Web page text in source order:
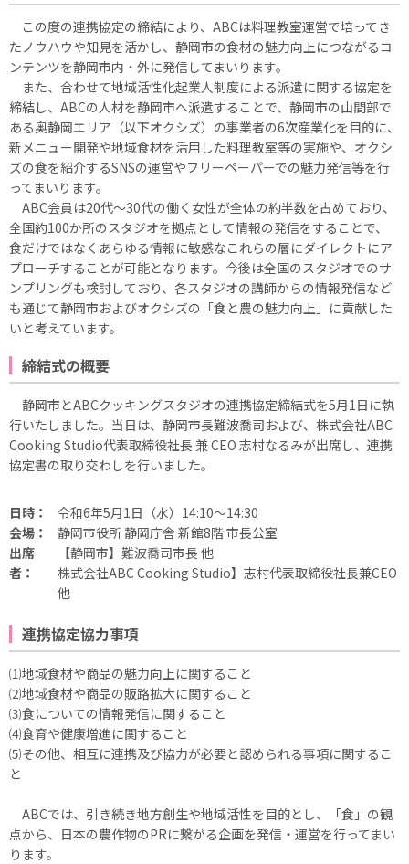
この度の連携協定の締結により、ABCは料理教室運営で培ってき
たノウハウや知見を活かし、静岡市の食材の魅力向上につながるコ
ンテンツを静岡市内・外に発信してまいります。
また、合わせて地域活性化起業人制度による派遣に関する協定を
締結し、ABCの人材を静岡市へ派遣することで、静岡市の山間部で
ある奥静岡エリア（以下オクシズ）の事業者の6次産業化を目的に、
新メニュー開発や地域食材を活用した料理教室等の実施や、オクシ
ズの食を紹介するSNSの運営やフリーペーパーでの魅力発信等を行
ってまいります。
ABC会員は20代〜30代の働く女性が全体の約半数を占めており、
全国約100か所のスタジオを拠点として情報の発信をすることで、
食だけではなくあらゆる情報に敏感なこれらの層にダイレクトにア
プローチすることが可能となります。今後は全国のスタジオでのサ
ンプリングも検討しており、各スタジオの講師からの情報発信など
も通じて静岡市およびオクシズの「食と農の魅力向上」に貢献した
いと考えています。
締結式の概要
静岡市とABCクッキングスタジオの連携協定締結式を5月1日に執
行いたしました。当日は、静岡市長難波喬司および、株式会社ABC
Cooking Studio代表取締役社長 兼 CEO 志村なるみが出席し、連携
協定書の取り交わしを行いました。
日時：
令和6年5月1日（水）14:10～14:30
会場：
静岡市役所 静岡庁舎 新館8階 市長公室
出席
者：
【静岡市】難波喬司市長 他
株式会社ABC Cooking Studio】志村代表取締役社長兼CEO
他
連携協定協力事項
⑴地域食材や商品の魅力向上に関すること
⑵地域食材や商品の販路拡大に関すること
⑶食についての情報発信に関すること
⑷食育や健康増進に関すること
⑸その他、相互に連携及び協力が必要と認められる事項に関するこ
と
ABCでは、引き続き地方創生や地域活性を目的とし、「食」の観
点から、日本の農作物のPRに繋がる企画を発信・運営を行ってまい
ります。